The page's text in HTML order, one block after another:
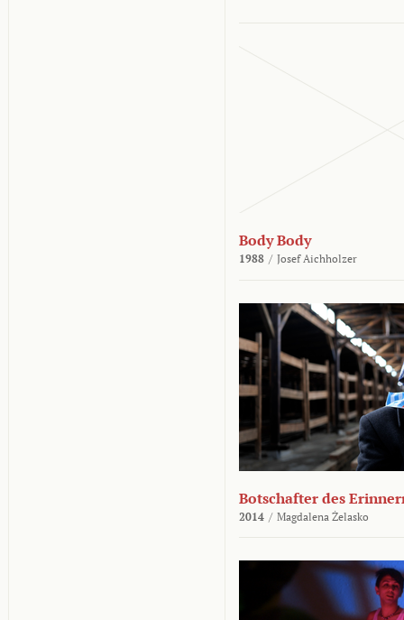
Body Body
1988 / Josef Aichholzer
Botschafter des
2014 / Magdalena Żelasko